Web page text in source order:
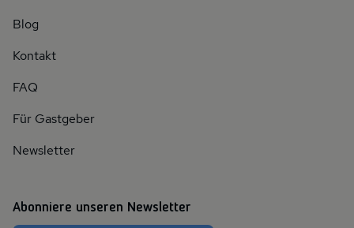
Blog
Kontakt
FAQ
Für Gastgeber
Newsletter
Abonniere unseren Newsletter